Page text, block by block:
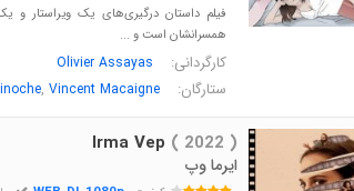
فیلم داستان درگیری‌های یک ویراستار و
همسرانشان است و ...
کارگردانی: Olivier Assayas
ستارگان: , Vincent Macaigne
Irma Vep ( 2022 )
ایرما وپ